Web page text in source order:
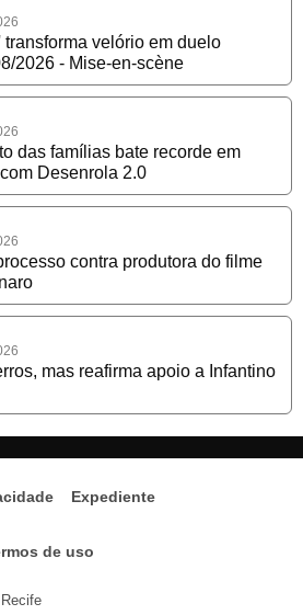
transforma velório em duelo
2026 - Mise-en-scène
das famílias bate recorde em
Desenrola 2.0
contra produtora do filme
mas reafirma apoio a Infantino
Expediente
de uso